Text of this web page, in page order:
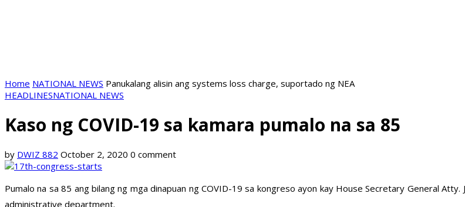
Home NATIONAL NEWS Panukalang alisin ang systems loss charge, suportado ng NEA
HEADLINESNATIONAL NEWS
Kaso ng COVID-19 sa kamara pumalo na sa 85
by DWIZ 882 October 2, 2020 0 comment
Pumalo na sa 85 ang bilang ng mga dinapuan ng COVID-19 sa kongreso ayon kay House Secretary General
administrative department.